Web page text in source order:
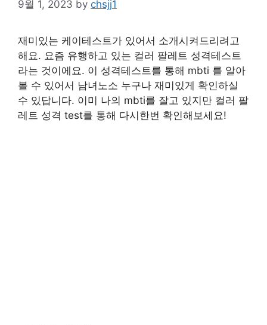
9월 1, 2023 by chsjj1
재미있는 케이테스트가 있어서 소개시켜드리려고
해요. 요즘 유행하고 있는 컬러 팔레트 성격테스트
라는 것이에요. 이 성격테스트를 통해 mbti 를 알아
볼 수 있어서 남녀노소 누구나 재미있게 확인하실
수 있답니다. 이미 나의 mbti를 잘고 있지만 컬러 팔
레트 성격 test를 통해 다시한번 확인해보세요!